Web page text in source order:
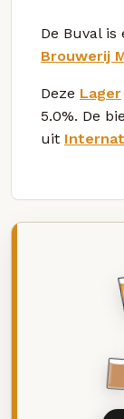
De Buval
Brouwerij
Deze Lager
5.0%. De
uit